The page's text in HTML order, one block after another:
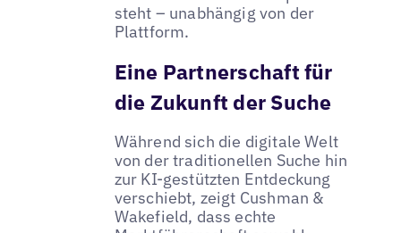
steht – unabhängig von der
Plattform.
Eine Partnerschaft für
die Zukunft der Suche
Während sich die digitale Welt
von der traditionellen Suche hin
zur KI-gestützten Entdeckung
verschiebt, zeigt Cushman &
Wakefield, dass echte